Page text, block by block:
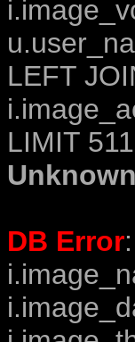
LEFT
LIMIT
DB Error: